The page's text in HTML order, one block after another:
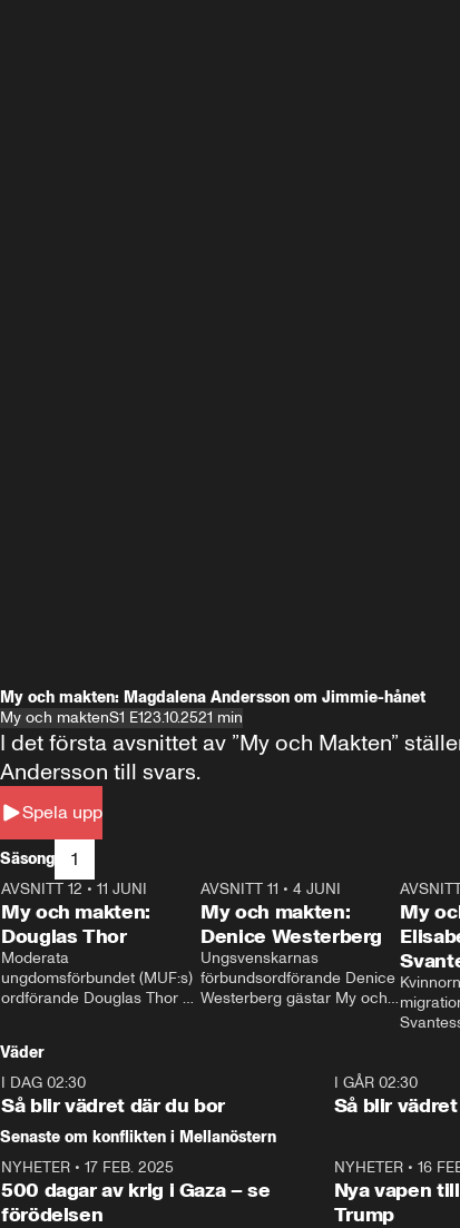
My och makten: Magdalena Andersson om Jimmie-hånet
My och maktenS1 E123.10.2521 min
Spela upp
I det första avsnittet av ”My och Makten”
Andersson till svars.
Säsong 1
26:27
AVSNITT 12 • 11 JUNI
My och makten:
Douglas Thor
Moderata
ungdomsförbundet (MUF:s)
ordförande Douglas Thor
tonårsutvisningarna och hur
Moderaterna ska locka
väljare till valet i höst.
23:40
AVSNITT 11 •4 JUNI
My och makten:
Denice Westerberg
Ungsvenskarnas
förbundsordförande Denice
Westerberg gästar My och
My
Väder
I DAG 02:30
Så blir vädret där du bor
I GÅR 02:30
Så blir
Senaste om konflikten i Mellanöstern
NYHETER • 17 FEB. 2025
500 dagar av krig i Gaza – se
förödelsen
NYHETER• 16
Nya vapen
Trump